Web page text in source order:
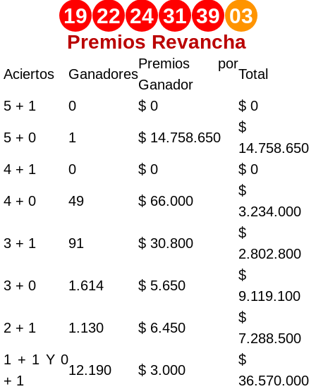
19 22 24 31 39 03
Premios Revancha
Aciertos Ganadores
Premios por
Ganador
Total
5 + 1 0 $ 0 $ 0
5 + 0 1 $ 14.758.650
$
14.758.650
4 + 1
0 $ 0 $ 0
4 + 0 49 $ 66.000
$
3.234.000
3 + 1 91 $ 30.800
$
2.802.800
3 + 0 1.614 $ 5.650
$
9.119.100
2 + 1 1.130 $ 6.450
$
7.288.500
1 + 1 Y 0
+ 1
12.190 $ 3.000
$
36.570.000